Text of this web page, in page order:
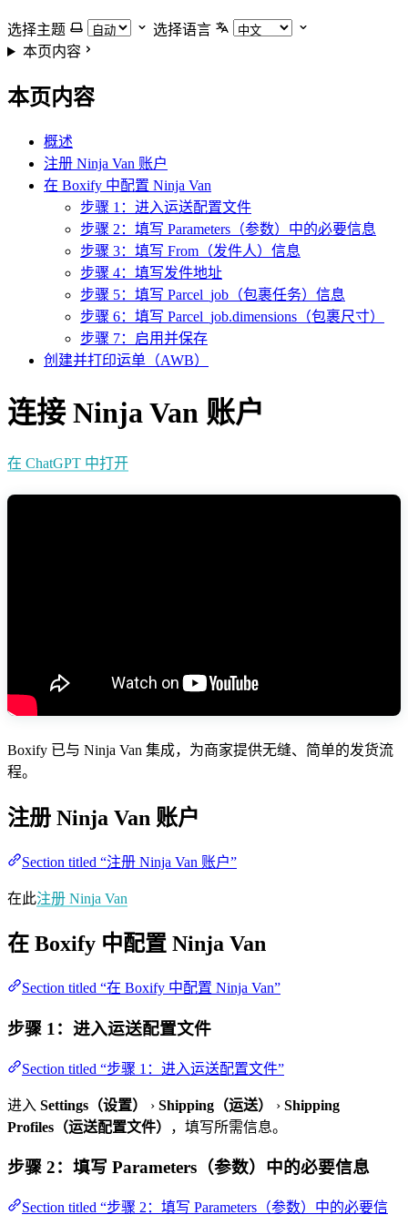
选择主题
选择语言
本页内容
本页内容
概述
注册 Ninja Van 账户
在 Boxify 中配置 Ninja Van
步骤 1：进入运送配置文件
步骤 2：填写 Parameters（参数）中的必要信息
步骤 3：填写 From（发件人）信息
步骤 4：填写发件地址
步骤 5：填写 Parcel_job（包裹任务）信息
步骤 6：填写 Parcel_job.dimensions（包裹尺寸）
步骤 7：启用并保存
创建并打印运单（AWB）
连接 Ninja Van 账户
在 ChatGPT 中打开
Boxify 已与 Ninja Van 集成，为商家提供无缝、简单的发货流
程。
注册 Ninja Van 账户
Section titled “注册 Ninja Van 账户”
在此注册 Ninja Van
在 Boxify 中配置 Ninja Van
Section titled “在 Boxify 中配置 Ninja Van”
步骤 1：进入运送配置文件
Section titled “步骤 1：进入运送配置文件”
进入 Settings（设置） › Shipping（运送） › Shipping
Profiles（运送配置文件）
，填写所需信息。
步骤 2：填写 Parameters（参数）中的必要信息
Section titled “步骤 2：填写 Parameters（参数）中的必要信